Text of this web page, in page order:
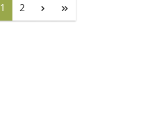
Seite
1 Seite
2